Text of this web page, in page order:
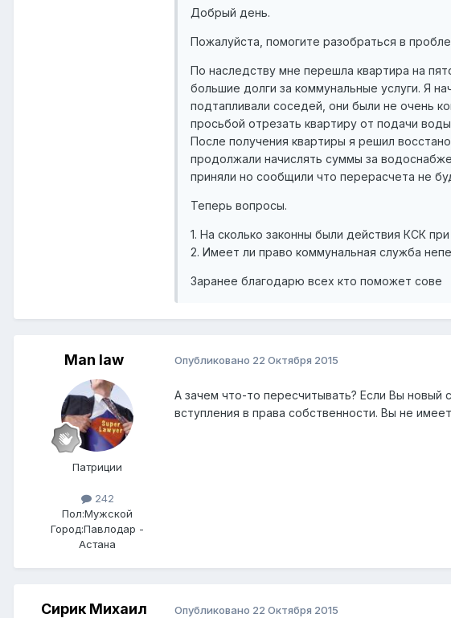
Добрый день.
Пожалуйста, помогите разобраться в
По наследству мне перешла квартира на
большие долги за коммунальные услуги. Я
подтапливали соседей, они были не очень
просьбой отрезать квартиру от подачи
После получения квартиры я решил
продолжали начислять суммы за
приняли но сообщили что перерасчета не
Теперь вопросы.
1. На сколько законны были действия КСК
2. Имеет ли право коммунальная служба
Заранее благодарю всех кто поможет сове
Man law
Патриции
242
Пол:Мужской
Город:Павлодар -
Астана
Опубликовано 22 Октября 2015
А зачем что-то пересчитывать? Если Вы новый
вступления в права собственности. Вы не
Сирик Михаил Опубликовано 22 Октября 2015